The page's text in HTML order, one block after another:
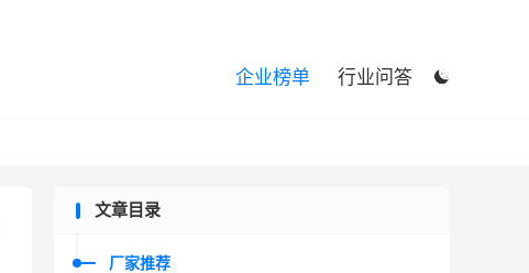

企业榜单 行业问答
文章目录
厂家推荐